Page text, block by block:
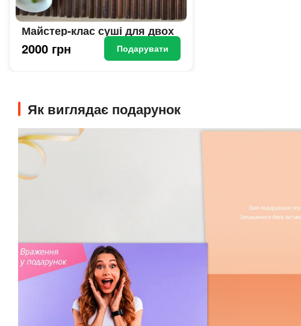
Майстер-клас суші для двох
2000 грн Подарувати
Як виглядає подарунок